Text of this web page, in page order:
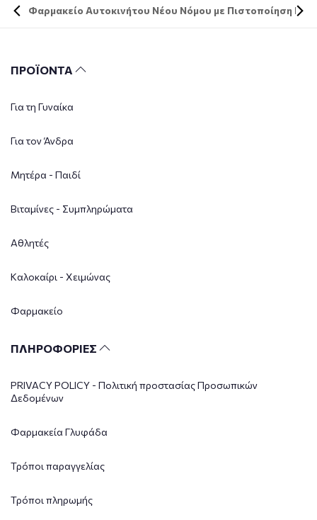
Φαρμακείο Αυτοκινήτου Νέου Νόμου με Πιστοποίηση DIN
ΠΡΟΪΟΝΤΑ
Για τη Γυναίκα
Για τον Άνδρα
Μητέρα - Παιδί
Βιταμίνες - Συμπληρώματα
Αθλητές
Καλοκαίρι - Χειμώνας
Φαρμακείο
ΠΛΗΡΟΦΟΡΙΕΣ
PRIVACY POLICY - Πολιτική προστασίας Προσωπικών
Δεδομένων
Φαρμακεία Γλυφάδα
Τρόποι παραγγελίας
Τρόποι πληρωμής